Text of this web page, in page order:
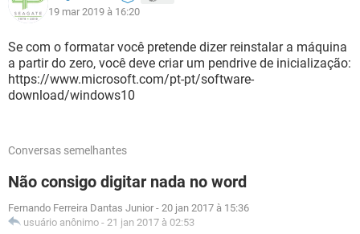
19 mar 2019 à 16:20
Se com o formatar você pretende dizer reinstalar a máquina
a partir do zero, você deve criar um pendrive de inicialização:
https://www.microsoft.com/pt-pt/software-
download/windows10
Conversas semelhantes
Não consigo digitar nada no word
Fernando Ferreira Dantas Junior - 20 jan 2017 à 15:36
usuário anônimo - 21 jan 2017 à 02:53